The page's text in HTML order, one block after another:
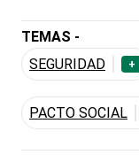
TEMAS -
SEGURIDAD
+
PACTO SOCIAL